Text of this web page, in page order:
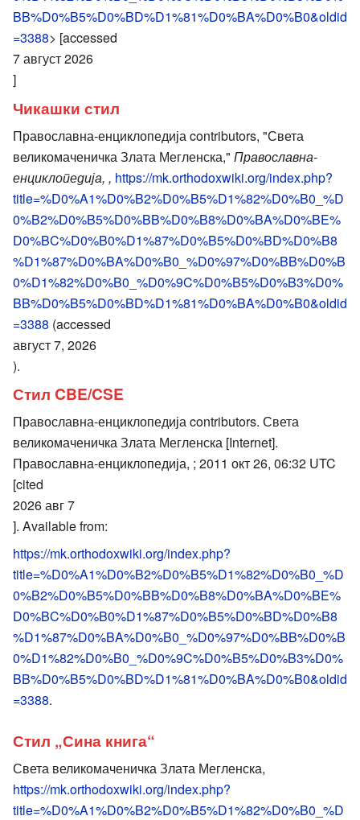
BB%D0%B5%D0%BD%D1%81%D0%BA%D0%B0&oldid
=3388> [accessed
7 август 2026
]
Чикашки стил
Православна-енциклопедија contributors, "Света
великомаченичка Злата Мегленска," Православна-
енциклопедија, , https://mk.orthodoxwiki.org/index.php?
title=%D0%A1%D0%B2%D0%B5%D1%82%D0%B0_%D
0%B2%D0%B5%D0%BB%D0%B8%D0%BA%D0%BE%
D0%BC%D0%B0%D1%87%D0%B5%D0%BD%D0%B8
%D1%87%D0%BA%D0%B0_%D0%97%D0%BB%D0%B
0%D1%82%D0%B0_%D0%9C%D0%B5%D0%B3%D0%
BB%D0%B5%D0%BD%D1%81%D0%BA%D0%B0&oldid
=3388 (accessed
август 7, 2026
).
Стил CBE/CSE
Православна-енциклопедија contributors. Света
великомаченичка Злата Мегленска [Internet].
Православна-енциклопедија, ; 2011 окт 26, 06:32 UTC
[cited
2026 авг 7
]. Available from:
https://mk.orthodoxwiki.org/index.php?
title=%D0%A1%D0%B2%D0%B5%D1%82%D0%B0_%D
0%B2%D0%B5%D0%BB%D0%B8%D0%BA%D0%BE%
D0%BC%D0%B0%D1%87%D0%B5%D0%BD%D0%B8
%D1%87%D0%BA%D0%B0_%D0%97%D0%BB%D0%B
0%D1%82%D0%B0_%D0%9C%D0%B5%D0%B3%D0%
BB%D0%B5%D0%BD%D1%81%D0%BA%D0%B0&oldid
=3388.
Стил „Сина книга“
Света великомаченичка Злата Мегленска,
https://mk.orthodoxwiki.org/index.php?
title=%D0%A1%D0%B2%D0%B5%D1%82%D0%B0_%D